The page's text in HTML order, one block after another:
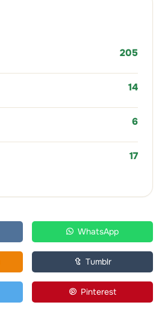
205
14
6
17
WhatsApp
Tumblr
Pinterest